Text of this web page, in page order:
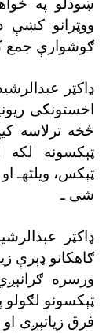
ګوشوارې جمع
ډاکټر
اخستونکى
څخه ترلاسه
ټېکسونه لکه
ټېکس، ويلتهـ
شى ـ
ډاکټر
ګاهکانو ډېرې
ورسره
ټېکسونو
فرق زياتېږى